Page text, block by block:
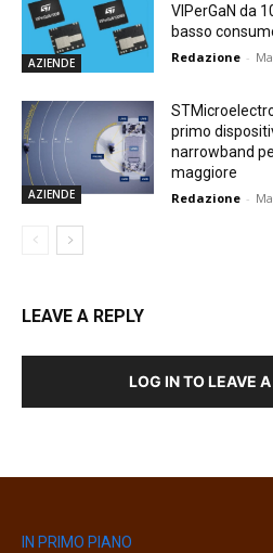
AZIENDE
VIPerGaN da
basso
Redazione -
AZIENDE
primo
narrowband
maggiore
Redazione -
LEAVE A REPLY
LOG IN TO LEAVE
IN PRIMO PIANO